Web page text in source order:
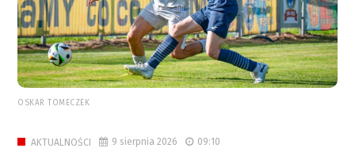
OSKAR TOMECZEK
AKTUALNOŚCI 9 sierpnia 2026 09:10